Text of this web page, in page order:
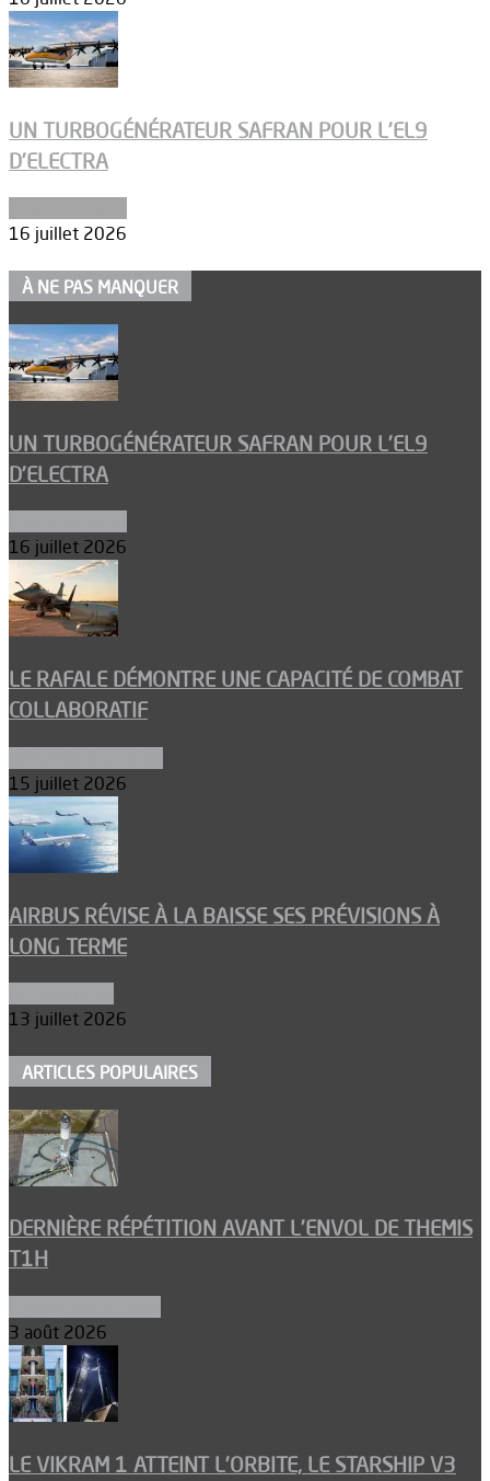
UN TURBOGÉNÉRATEUR SAFRAN POUR L’EL9
D’ELECTRA
16 juillet 2026
À NE PAS MANQUER
UN TURBOGÉNÉRATEUR SAFRAN POUR L’EL9
D’ELECTRA
16 juillet 2026
LE RAFALE DÉMONTRE UNE CAPACITÉ DE COMBAT
COLLABORATIF
15 juillet 2026
AIRBUS RÉVISE À LA BAISSE SES PRÉVISIONS À
LONG TERME
13 juillet 2026
ARTICLES POPULAIRES
DERNIÈRE RÉPÉTITION AVANT L’ENVOL DE THEMIS
T1H
3 août 2026
LE VIKRAM 1 ATTEINT L’ORBITE, LE STARSHIP V3